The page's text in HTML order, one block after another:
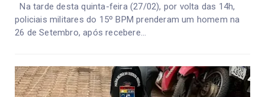
Na tarde desta quinta-feira (27/02), por volta das 14h,
policiais militares do 15º BPM prenderam um homem na
26 de Setembro, após recebere...